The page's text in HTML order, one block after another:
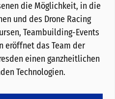
die Möglichkeit, in die
und des Drone Racing
Teambuilding-Events
eröffnet das Team der
einen ganzheitlichen
Technologien.